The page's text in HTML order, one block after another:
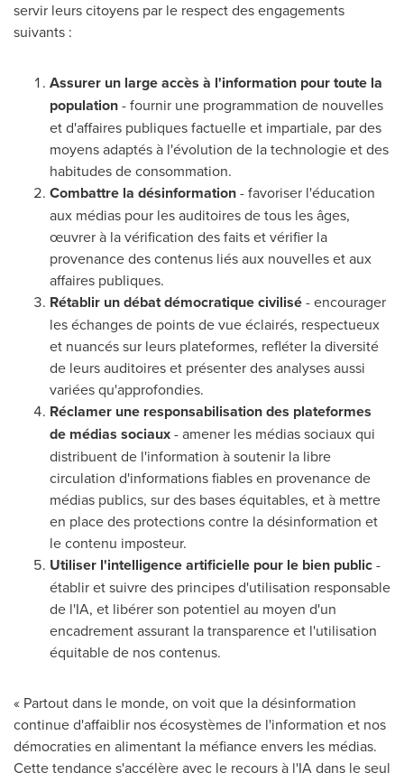
servir leurs citoyens par le respect des engagements
suivants :
Assurer un large accès à l'information pour toute la
population- fournir une programmation de nouvelles
et d'affaires publiques factuelle et impartiale, par des
moyens adaptés à l'évolution de la technologie et des
habitudes de consommation.
Combattre la désinformation- favoriser l'éducation
aux médias pour les auditoires de tous les âges,
œuvrer à la vérification des faits et vérifier la
provenance des contenus liés aux nouvelles et aux
affaires publiques.
Rétablir un débat démocratique civilisé- encourager
les échanges de points de vue éclairés, respectueux
et nuancés sur leurs plateformes, refléter la diversité
de leurs auditoires et présenter des analyses aussi
variées qu'approfondies.
Réclamer une responsabilisation des plateformes
de médias sociaux- amener les médias sociaux qui
distribuent de l'information à soutenir la libre
circulation d'informations fiables en provenance de
médias publics, sur des bases équitables, et à mettre
en place des protections contre la désinformation et
le contenu imposteur.
Utiliser l'intelligence artificielle pour le bien public-
établir et suivre des principes d'utilisation responsable
de l'IA, et libérer son potentiel au moyen d'un
encadrement assurant la transparence et l'utilisation
équitable de nos contenus.
« Partout dans le monde, on voit que la désinformation
continue d'affaiblir nos écosystèmes de l'information et nos
démocraties en alimentant la méfiance envers les médias.
Cette tendance s'accélère avec le recours à l'IA dans le seul